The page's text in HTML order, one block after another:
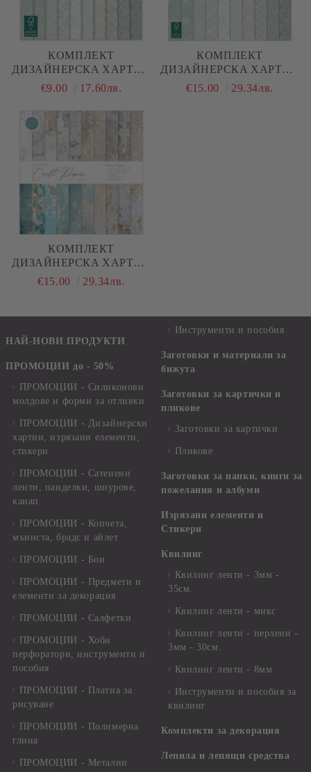
КОМПЛЕКТ
ДИЗАЙНЕРСКA ХАРТИЯ
- BAROQUE 2 - 40 ЛИСТА
€9.00 17.60лв.
КОМПЛЕКТ
ДИЗАЙНЕРСКA ХАРТИЯ
- BAROQUE 2 - 30 ЛИСТА
€15.00 29.34лв.
КОМПЛЕКТ
ДИЗАЙНЕРСКA ХАРТИЯ
- TEST OF TIME - 30
€15.00 29.34лв.
НАЙ-НОВИ ПРОДУКТИ
ПРОМОЦИИ до - 50%
ПРОМОЦИИ - Силиконови
молдове и форми за отливки
ПРОМОЦИИ - Дизайнерски
хартии, изрязани елементи,
стикери
ПРОМОЦИИ - Сатенени
ленти, панделки, шнурове,
канап
ПРОМОЦИИ - Копчета,
мъниста, брадс и айлет
ПРОМОЦИИ - Бои
ПРОМОЦИИ - Предмети и
елементи за декорация
ПРОМОЦИИ - Салфетки
ПРОМОЦИИ - Хоби
перфоратори, инструменти и
пособия
ПРОМОЦИИ - Платна за
рисуване
ПРОМОЦИИ - Полимерна
глина
ПРОМОЦИИ - Метални
Инструменти и пособия
Заготовки и материали за
бижута
Заготовки за картички и
пликове
Заготовки за картички
Пликове
Заготовки за папки, книги за
пожелания и албуми
Изрязани елементи и
Стикери
Квилинг
Квилинг ленти - 3мм -
35см.
Квилинг ленти - микс
Квилинг ленти - перлени -
3мм - 30см.
Квилинг ленти - 8мм
Инструменти и пособия за
квилинг
Комплекти за декорация
Лепила и лепящи средства